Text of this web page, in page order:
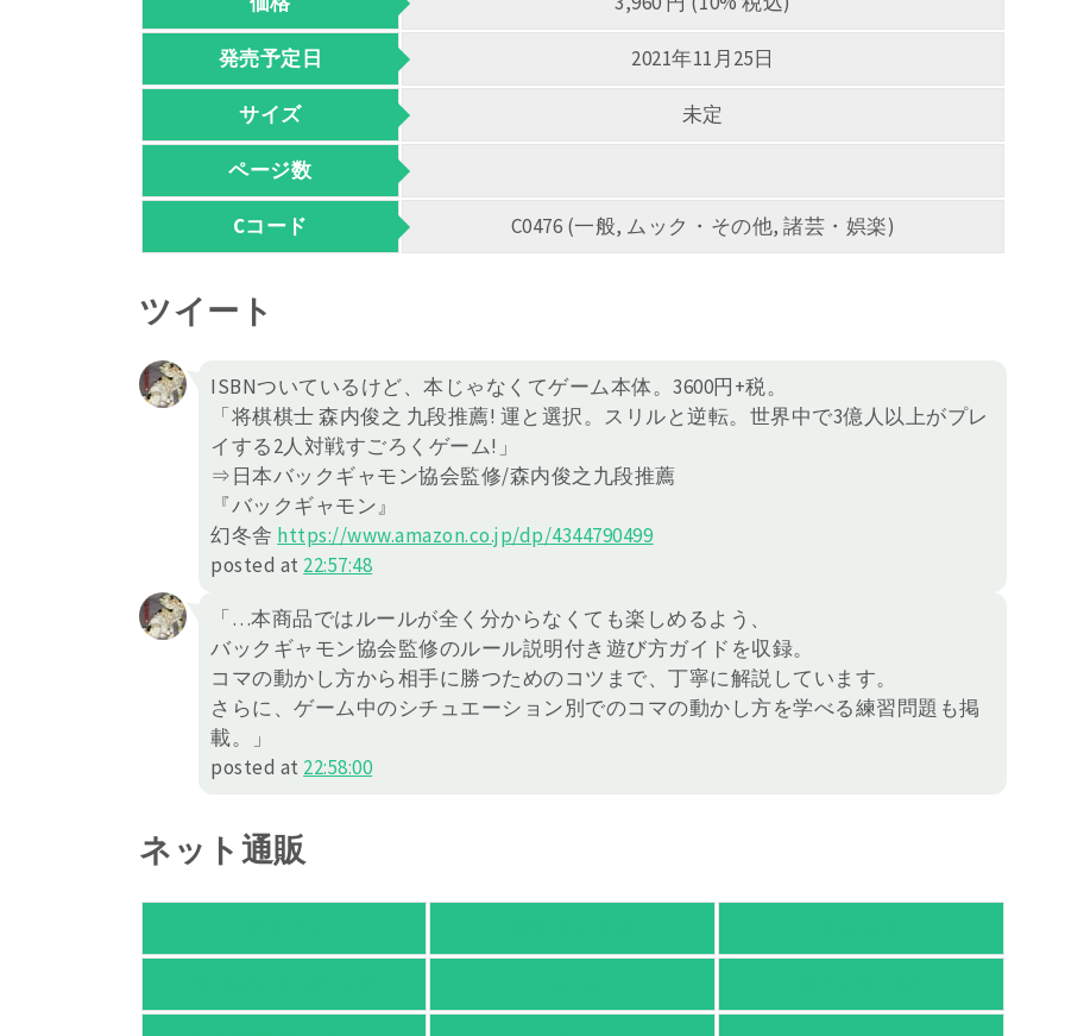
発売予定日 2021年11月25日
サイズ 未定
ページ数
Cコード C0476 (一般, ムック・その他, 諸芸・娯楽)
ツイート
ISBNついているけど、本じゃなくてゲーム本体。3600円+税。
「将棋棋士 森内俊之 九段推薦! 運と選択。スリルと逆転。世界中で3億人以上がプレ
イする2人対戦すごろくゲーム!」
⇒日本バックギャモン協会監修/森内俊之九段推薦
『バックギャモン』
幻冬舎 https://www.amazon.co.jp/dp/4344790499
posted at 22:57:48
「…本商品ではルールが全く分からなくても楽しめるよう、
バックギャモン協会監修のルール説明付き遊び方ガイドを収録。
コマの動かし方から相手に勝つためのコツまで、丁寧に解説しています。
さらに、ゲーム中のシチュエーション別でのコマの動かし方を学べる練習問題も掲
載。」
posted at 22:58:00
ネット通販